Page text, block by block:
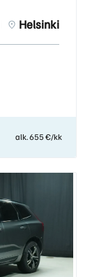
Helsinki
alk. 655 €/kk